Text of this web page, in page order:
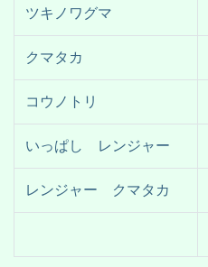
ツキノワグマ
クマタカ
コウノトリ
いっぱし レンジャー
レンジャー クマタカ